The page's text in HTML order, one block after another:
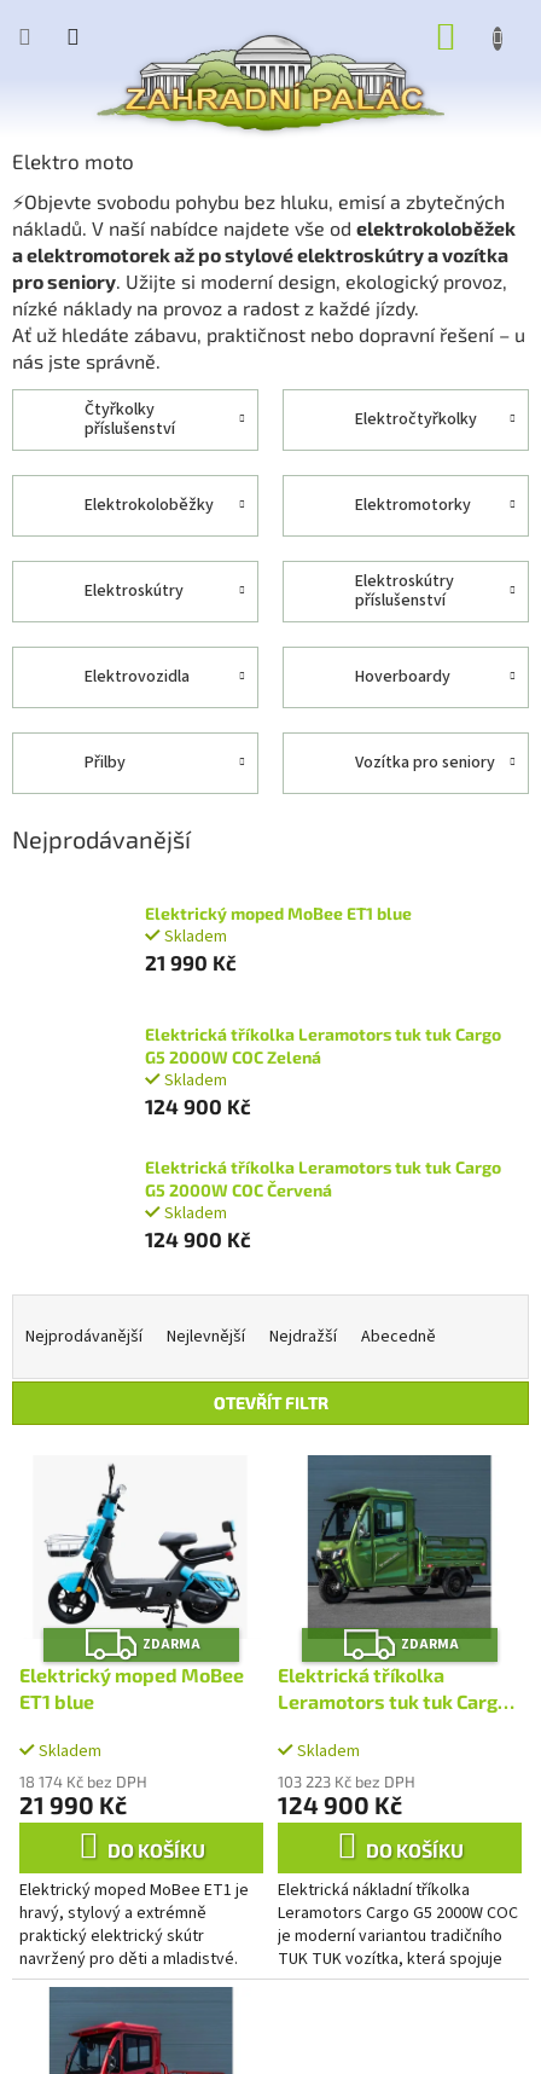
Elektro moto
⚡Objevte svobodu pohybu bez hluku, emisí a zbytečných
nákladů. V naší nabídce najdete vše od elektrokoloběžek
a elektromotorek až po stylové elektroskútry a vozítka
pro seniory . Užijte si moderní design, ekologický provoz,
nízké náklady na provoz a radost z každé jízdy.
Ať už hledáte zábavu, praktičnost nebo dopravní řešení – u
nás jste správně.
čtyřkolky
příslušenství
elektročtyřkolky
elektrokoloběžky elektromotorky
elektroskútry
elektroskútry
příslušenství
elektrovozidla hoverboardy
přilby vozítka pro seniory
Nejprodávanější
Elektrický moped MoBee ET1 blue
Skladem
21 990 Kč
Elektrická tříkolka Leramotors tuk tuk Cargo
G5 2000W COC Zelená
Skladem
124 900 Kč
Elektrická tříkolka Leramotors tuk tuk Cargo
G5 2000W COC Červená
Skladem
124 900 Kč
e
Nejprodávanější Nejlevnější Nejdražší Abecedně
OTEVŘÍT FILTR
d
u
t
ů
Z
D
A
R
ZDARMA
Elektrický moped MoBee
ET1 blue
Skladem
18 174 Kč bez DPH
21 990 Kč
DO KOŠÍKU
Elektrický moped MoBee ET1 je
hravý, stylový a extrémně
praktický elektrický skútr
navržený pro děti a mladistvé.
Moderní alternativa k
brázdily...
Z
D
A
R
M
ZDARMA
Elektrická tříkolka
Leramotors tuk tuk Cargo
Skladem
103 223 Kč bez DPH
124 900 Kč
DO KOŠÍKU
Elektrická nákladní tříkolka
Leramotors Cargo G5 2000W COC
je moderní variantou tradičního
TUK TUK vozítka, která spojuje
výkon a praktičnost pro efektivní